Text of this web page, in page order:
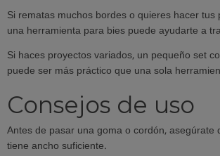
Si rematas muchos bordes o quieres hacer tus
una herramienta para bies puede ayudarte a
Si haces proyectos variados, un pequeño set
puede ser más práctico que una sola
Consejos de uso
Antes de pasar una goma o cordón, asegúrate
tiene ancho suficiente.